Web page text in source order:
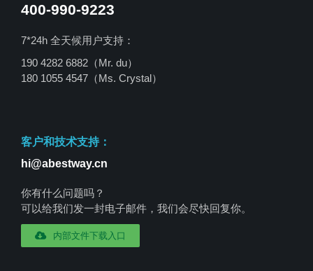
400-990-9223
7*24h 全天候用户支持：
190 4282 6882（Mr. du）
180 1055 4547 （Ms. Crystal）
客户和技术支持：
hi@abestway.cn
你有什么问题吗？
可以给我们发一封电子邮件，我们会尽快回复你。
内部文件下载入口